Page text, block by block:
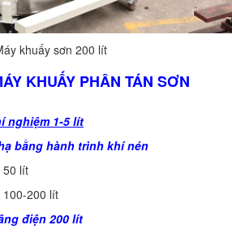
khuấy sơn 200 lít
KHUẤY PHÂN TÁN SƠN
nghiệm 1-5 lít
bằng hành trình khí nén
lít
200 lít
điện 200 lít